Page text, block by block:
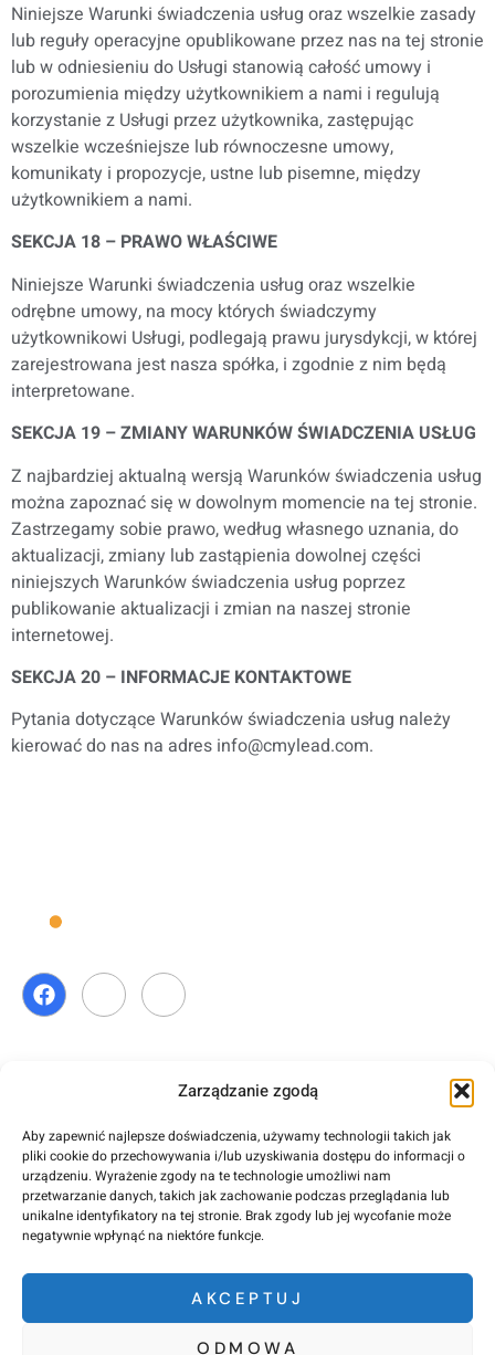
Zarządzanie zgodą
Aby zapewnić najlepsze doświadczenia, używamy technologii takich jak
pliki cookie do przechowywania i/lub uzyskiwania dostępu do informacji o
urządzeniu. Wyrażenie zgody na te technologie umożliwi nam
przetwarzanie danych, takich jak zachowanie podczas przeglądania lub
unikalne identyfikatory na tej stronie. Brak zgody lub jej wycofanie może
negatywnie wpłynąć na niektóre funkcje.
AKCEPTUJ
ODMOWA
Niniejsze Warunki świadczenia usług oraz wszelkie zasady
lub reguły operacyjne opublikowane przez nas na tej stronie
lub w odniesieniu do Usługi stanowią całość umowy i
porozumienia między użytkownikiem a nami i regulują
korzystanie z Usługi przez użytkownika, zastępując
wszelkie wcześniejsze lub równoczesne umowy,
komunikaty i propozycje, ustne lub pisemne, między
użytkownikiem a nami.
SEKCJA 18 – PRAWO WŁAŚCIWE
Niniejsze Warunki świadczenia usług oraz wszelkie
odrębne umowy, na mocy których świadczymy
użytkownikowi Usługi, podlegają prawu jurysdykcji, w której
zarejestrowana jest nasza spółka, i zgodnie z nim będą
interpretowane.
SEKCJA 19 – ZMIANY WARUNKÓW ŚWIADCZENIA USŁUG
Z najbardziej aktualną wersją Warunków świadczenia usług
można zapoznać się w dowolnym momencie na tej stronie.
Zastrzegamy sobie prawo, według własnego uznania, do
aktualizacji, zmiany lub zastąpienia dowolnej części
niniejszych Warunków świadczenia usług poprzez
publikowanie aktualizacji i zmian na naszej stronie
internetowej.
SEKCJA 20 – INFORMACJE KONTAKTOWE
Pytania dotyczące Warunków świadczenia usług należy
kierować do nas na adres info@cmylead.com.
Przydatne Linki
Strona głównaPrzeglądO nasCechyWycenaF.A.QKontakt
RegulaminPolityka bezpieczeństwa